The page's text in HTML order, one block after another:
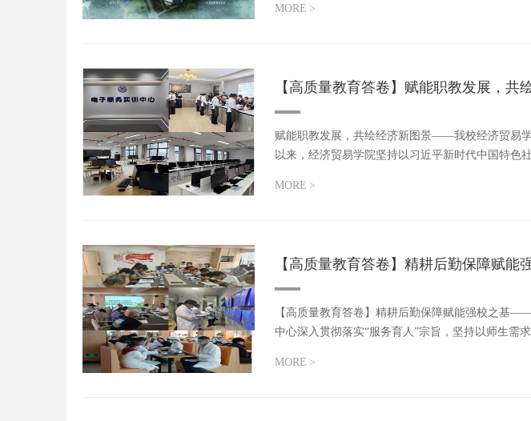
MORE >
【高质量教育答卷】赋能职教发展，
赋能职教发展，共绘经济新图景——我校经济贸易
以来，经济贸易学院坚持以习近平新时代中国特色
MORE >
【高质量教育答卷】精耕后勤保障赋
【高质量教育答卷】精耕后勤保障赋能强校之基
中心深入贯彻落实“服务育人”宗旨，坚持以师生需
MORE >